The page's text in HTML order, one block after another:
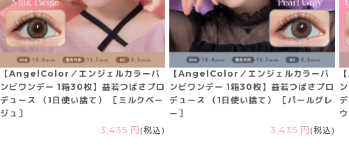
【AngelColor／エンジェルカラーバ
ンビワンデー 1箱30枚】益若つばさプロ
デュース （1日使い捨て） ［ミルクベー
ジュ］
3,435 円 (税込)
【AngelColor／エンジェルカラーバ
ンビワンデー 1箱30枚】益若つばさプロ
デュース （1日使い捨て） ［パールグレ
ー］
3,435 円 (税込)
ウ